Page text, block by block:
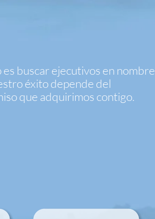
buscar ejecutivos en nombre
éxito depende del
que adquirimos contigo.